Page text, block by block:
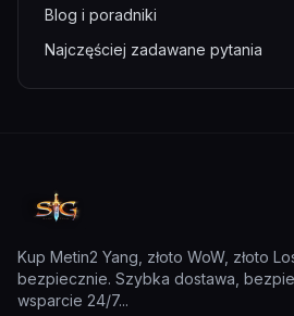
Blog i poradniki
Najczęściej zadawane pytania
Kup Metin2 Yang, złoto WoW, złoto
bezpiecznie. Szybka dostawa,
wsparcie 24/7...